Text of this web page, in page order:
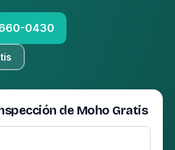
0430
de Moho Gratis